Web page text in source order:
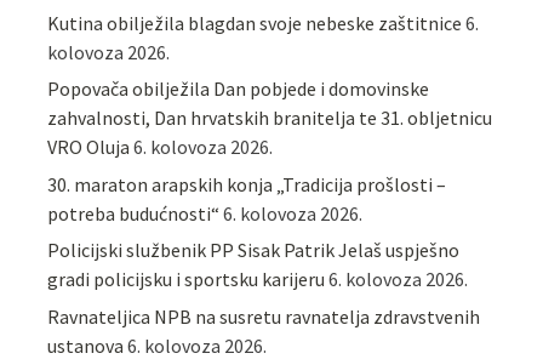
Kutina obilježila blagdan svoje nebeske zaštitnice 6.
kolovoza 2026.
Popovača obilježila Dan pobjede i domovinske
zahvalnosti, Dan hrvatskih branitelja te 31. obljetnicu
VRO Oluja 6. kolovoza 2026.
30. maraton arapskih konja „Tradicija prošlosti –
potreba budućnosti“ 6. kolovoza 2026.
Policijski službenik PP Sisak Patrik Jelaš uspješno
gradi policijsku i sportsku karijeru 6. kolovoza 2026.
Ravnateljica NPB na susretu ravnatelja zdravstvenih
ustanova 6. kolovoza 2026.